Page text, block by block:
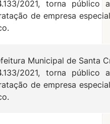
2021, torna público
de empresa
Municipal de Santa
2021, torna público
de empresa